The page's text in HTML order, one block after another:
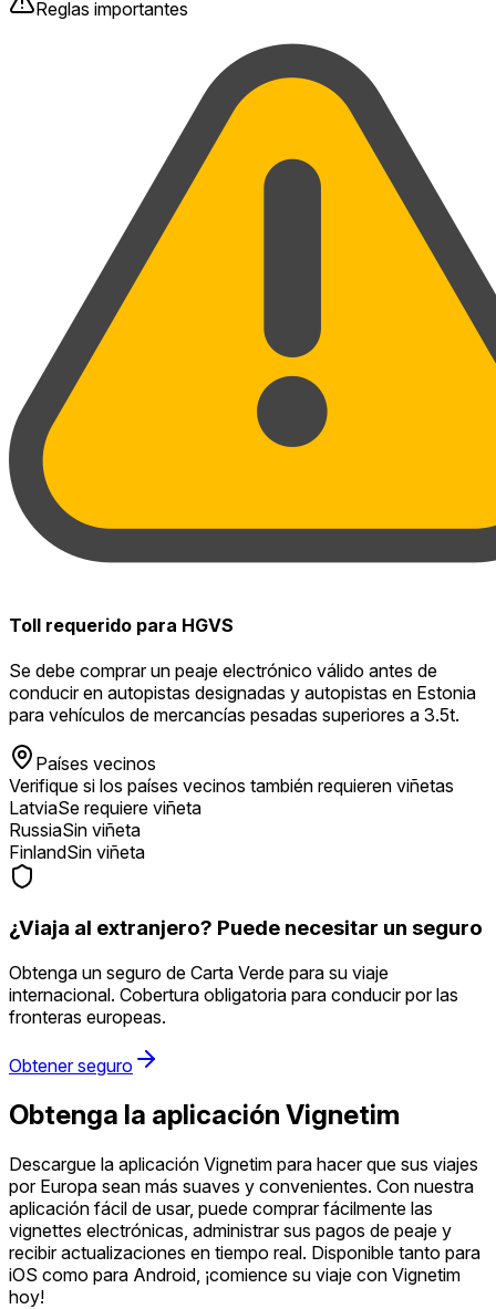
Reglas importantes
Toll requerido para HGVS
Se debe comprar un peaje electrónico válido antes de
conducir en autopistas designadas y autopistas en Estonia
para vehículos de mercancías pesadas superiores a 3.5t.
Países vecinos
Verifique si los países vecinos también requieren viñetas
LatviaSe requiere viñeta
RussiaSin viñeta
FinlandSin viñeta
¿Viaja al extranjero? Puede necesitar un seguro
Obtenga un seguro de Carta Verde para su viaje
internacional. Cobertura obligatoria para conducir por las
fronteras europeas.
Obtener seguro
Obtenga la aplicación Vignetim
Descargue la aplicación Vignetim para hacer que sus viajes
por Europa sean más suaves y convenientes. Con nuestra
aplicación fácil de usar, puede comprar fácilmente las
vignettes electrónicas, administrar sus pagos de peaje y
recibir actualizaciones en tiempo real. Disponible tanto para
iOS como para Android, ¡comience su viaje con Vignetim
hoy!